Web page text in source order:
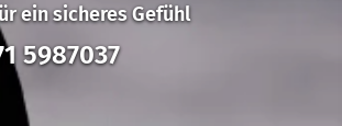
ein sicheres Gefühl
5987037